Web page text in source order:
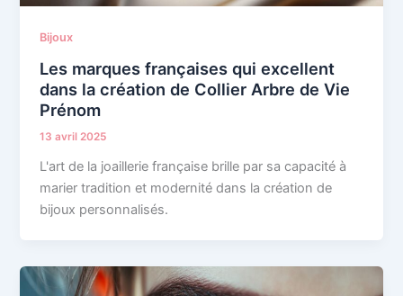
Bijoux
Les marques françaises qui excellent
dans la création de Collier Arbre de Vie
Prénom
13 avril 2025
L'art de la joaillerie française brille par sa capacité à
marier tradition et modernité dans la création de
bijoux personnalisés.